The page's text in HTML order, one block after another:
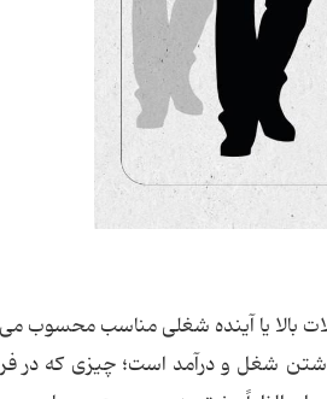
بالا یا آینده شغلی مناسب محسوب
شغل و درآمد است؛ چیزی که در